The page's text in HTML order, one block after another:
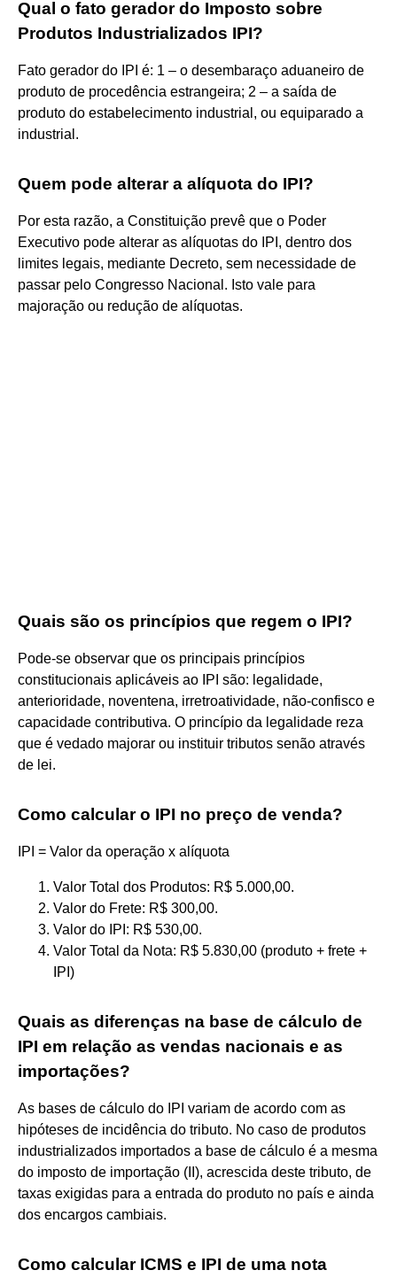
Qual o fato gerador do Imposto sobre
Produtos Industrializados IPI?
Fato gerador do IPI é: 1 – o desembaraço aduaneiro de
produto de procedência estrangeira; 2 – a saída de
produto do estabelecimento industrial, ou equiparado a
industrial.
Quem pode alterar a alíquota do IPI?
Por esta razão, a Constituição prevê que o Poder
Executivo pode alterar as alíquotas do IPI, dentro dos
limites legais, mediante Decreto, sem necessidade de
passar pelo Congresso Nacional. Isto vale para
majoração ou redução de alíquotas.
Quais são os princípios que regem o IPI?
Pode-se observar que os principais princípios
constitucionais aplicáveis ao IPI são: legalidade,
anterioridade, noventena, irretroatividade, não-confisco e
capacidade contributiva. O princípio da legalidade reza
que é vedado majorar ou instituir tributos senão através
de lei.
Como calcular o IPI no preço de venda?
IPI = Valor da operação x alíquota
Valor Total dos Produtos: R$ 5.000,00.
Valor do Frete: R$ 300,00.
Valor do IPI: R$ 530,00.
Valor Total da Nota: R$ 5.830,00 (produto + frete +
IPI)
Quais as diferenças na base de cálculo de
IPI em relação as vendas nacionais e as
importações?
As bases de cálculo do IPI variam de acordo com as
hipóteses de incidência do tributo. No caso de produtos
industrializados importados a base de cálculo é a mesma
do imposto de importação (II), acrescida deste tributo, de
taxas exigidas para a entrada do produto no país e ainda
dos encargos cambiais.
Como calcular ICMS e IPI de uma nota